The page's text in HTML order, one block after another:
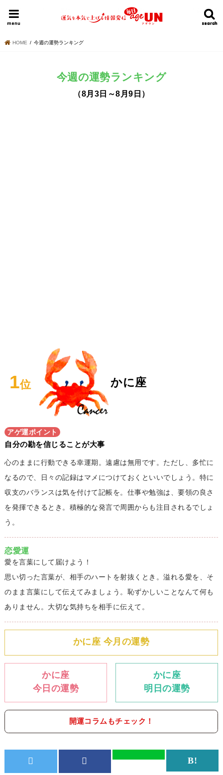
search
search
menu
HOME 明日の運勢ランキング 今週の運勢
HOME 今週の運勢ランキング
今週の運勢ランキング
（8月3日～8月9日）
1位 かに座
アゲ運ポイント
自分の勘を信じることが大事
心のままに行動できる幸運期。遠慮は無用です。ただし、多忙に
なるので、日々の記録はマメにつけておくといいでしょう。特に
収支のバランスは気を付けて記帳を。仕事や勉強は、要領の良さ
を発揮できるとき。積極的な発言で周囲からも注目されるでしょ
う。
恋愛運
愛を言葉にして届けよう！
思い切った言葉が、相手のハートを射抜くとき。溢れる愛を、そ
のまま言葉にして伝えてみましょう。恥ずかしいことなんて何も
ありません。大切な気持ちを相手に伝えて。
かに座 今月の運勢
かに座
今日の運勢
かに座
明日の運勢
開運コラムもチェック！